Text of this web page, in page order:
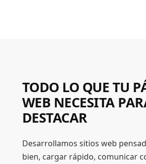
TODO LO QUE TU
WEB NECESITA
DESTACAR
Desarrollamos sitios web
bien, cargar rápido, comunicar